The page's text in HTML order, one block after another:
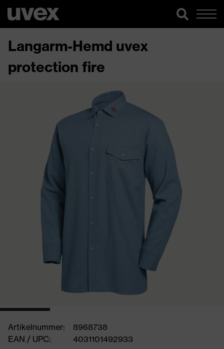
Langarm-Hemd uvex
protection fire
Artikelnummer:
8968738
EAN / UPC:
4031101492933